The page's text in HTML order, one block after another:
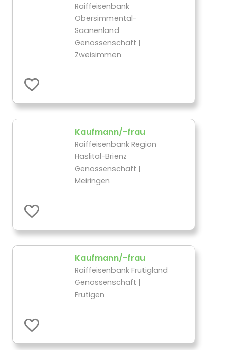
Raiffeisenbank
Obersimmental-
Saanenland
Genossenschaft |
Zweisimmen
Kaufmann/-frau
Raiffeisenbank Region
Haslital-Brienz
Genossenschaft |
Meiringen
Kaufmann/-frau
Raiffeisenbank Frutigland
Genossenschaft |
Frutigen